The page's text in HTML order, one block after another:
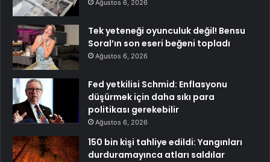
Ağustos 6, 2026
Tek yeteneği oyunculuk değil! Bensu
Soral’ın son eseri beğeni topladı
Ağustos 6, 2026
Fed yetkilisi Schmid: Enflasyonu
düşürmek için daha sıkı para
politikası gerekebilir
Ağustos 6, 2026
150 bin kişi tahliye edildi: Yangınları
durduramayınca atları saldılar